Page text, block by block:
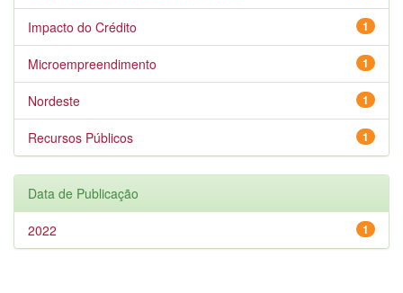
1
Impacto do Crédito
1
Microempreendimento
1
Nordeste
1
Recursos Públicos
Data de Publicação
1
2022